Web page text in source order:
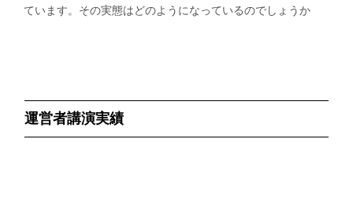
ています。その実態はどのようになっているのでしょうか
運営者講演実績